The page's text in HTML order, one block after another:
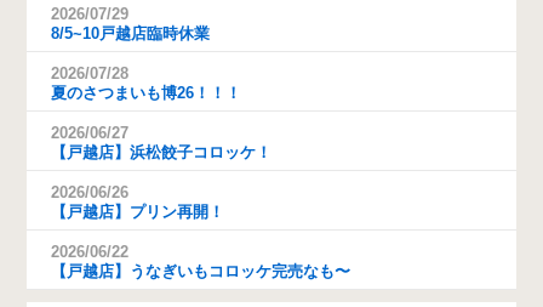
2026/07/29
8/5~10戸越店臨時休業
2026/07/28
夏のさつまいも博26！！！
2026/06/27
【戸越店】浜松餃子コロッケ！
2026/06/26
【戸越店】プリン再開！
2026/06/22
【戸越店】うなぎいもコロッケ完売なも〜